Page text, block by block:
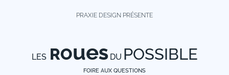
PRAXIE DESIGN PRÉSENTE
LES ROueS DU POSSIBLE
FOIRE AUX QUESTIONS